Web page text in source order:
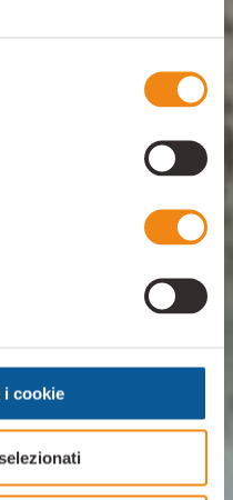
cookie